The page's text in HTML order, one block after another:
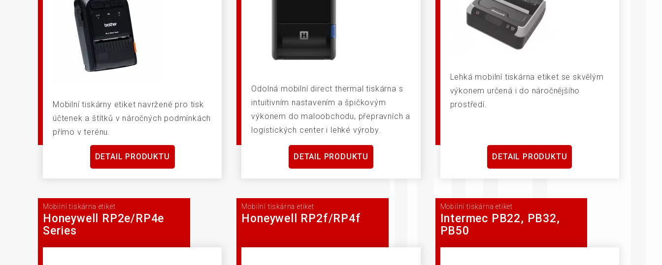
Mobilní tiskárny etiket navržené pro tisk
účtenek a štítků v náročných podmínkách
přímo v terénu.
DETAIL PRODUKTU
Odolná mobilní direct thermal tiskárna s
intuitivním nastavením a špičkovým
výkonem do maloobchodu, přepravních a
logistických center i lehké výroby.
DETAIL PRODUKTU
Lehká mobilní tiskárna etiket se skvělým
výkonem určená i do náročnějšího
prostředí.
DETAIL PRODUKTU
Mobilní tiskárna etiket
Honeywell RP2e/RP4e
Series
Mobilní tiskárna etiket
Honeywell RP2f/RP4f
Mobilní tiskárna etiket
Intermec PB22, PB32,
PB50